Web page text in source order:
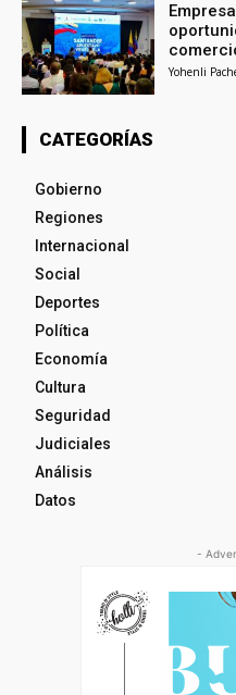
Yohenli
CATEGORÍAS
Gobierno
Regiones
Internacional
Social
Deportes
Política
Economía
Cultura
Seguridad
Judiciales
Análisis
Datos
-